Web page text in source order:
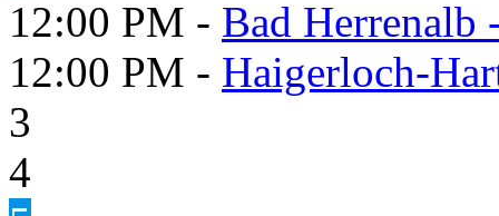
12:00 PM - Bad Herrenalb
12:00 PM - Haigerloch-
3
4